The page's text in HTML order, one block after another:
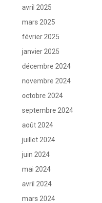
avril 2025
mars 2025
février 2025
janvier 2025
décembre 2024
novembre 2024
octobre 2024
septembre 2024
août 2024
juillet 2024
juin 2024
mai 2024
avril 2024
mars 2024